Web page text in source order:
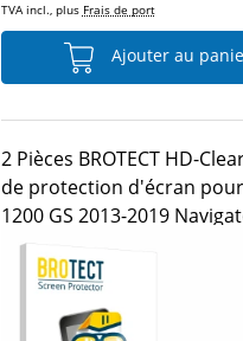
TVA incl., plus Frais de port
Ajouter au
2 Pièces BROTECT HD-
de protection d'écran pour
1200 GS 2013-2019